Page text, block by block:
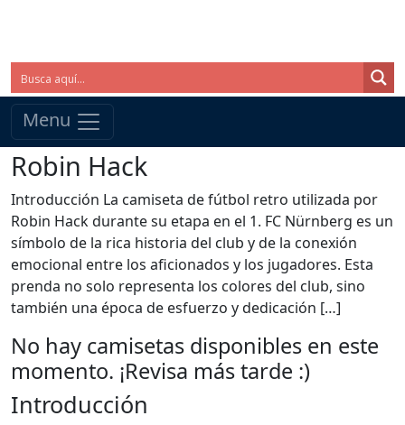
Menu
Robin Hack
Introducción La camiseta de fútbol retro utilizada por
Robin Hack durante su etapa en el 1. FC Nürnberg es un
símbolo de la rica historia del club y de la conexión
emocional entre los aficionados y los jugadores. Esta
prenda no solo representa los colores del club, sino
también una época de esfuerzo y dedicación […]
No hay camisetas disponibles en este
momento. ¡Revisa más tarde :)
Introducción